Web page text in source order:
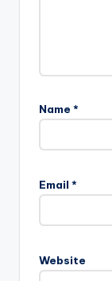
Name *
Email *
Website